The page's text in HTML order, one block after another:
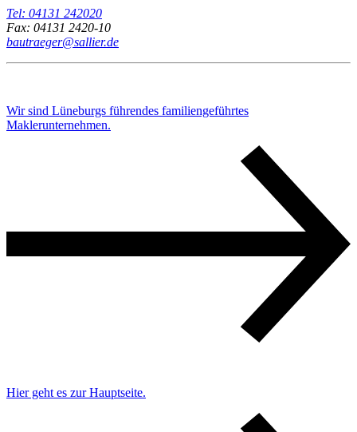
Tel: 04131 242020
Fax: 04131 2420-10
bautraeger@sallier.de
Wir sind Lüneburgs führendes familiengeführtes
Maklerunternehmen.
Hier geht es zur Hauptseite.